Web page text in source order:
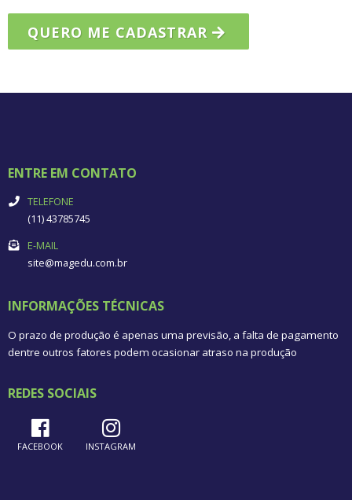
QUERO ME CADASTRAR
ENTRE EM CONTATO
TELEFONE
(11) 43785745
E-MAIL
site@magedu.com.br
INFORMAÇÕES TÉCNICAS
O prazo de produção é apenas uma previsão, a falta de pagamento
dentre outros fatores podem ocasionar atraso na produção
REDES SOCIAIS
FACEBOOK INSTAGRAM